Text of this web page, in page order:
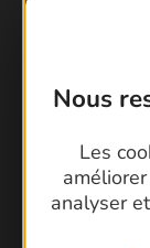
Nous
Les
analyser